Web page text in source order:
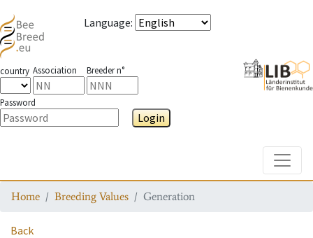
Language:
country Association Breeder n°
Password
Login
Home Breeding Values Generation
Back